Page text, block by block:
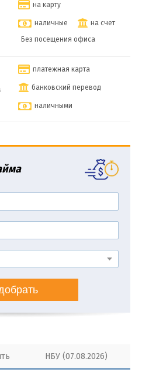
на карту
наличные
на счет
Без посещения офиса
платежная карта
банковский перевод
наличными
НБУ (07.08.2026)